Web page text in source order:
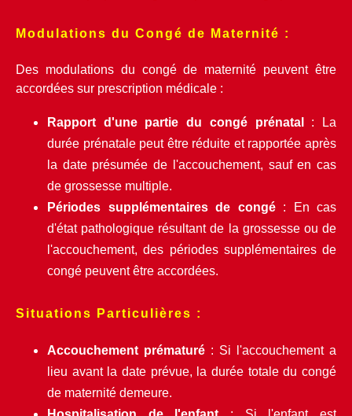
Modulations du Congé de Maternité :
Des modulations du congé de maternité peuvent être
accordées sur prescription médicale :
Rapport d'une partie du congé prénatal
: La
durée prénatale peut être réduite et rapportée après
la date présumée de l'accouchement, sauf en cas
de grossesse multiple.
Périodes supplémentaires de congé : En cas
d'état pathologique résultant de la grossesse ou de
l'accouchement, des périodes supplémentaires de
congé peuvent être accordées.
Situations Particulières :
Accouchement prématuré : Si l'accouchement a
lieu avant la date prévue, la durée totale du congé
de maternité demeure.